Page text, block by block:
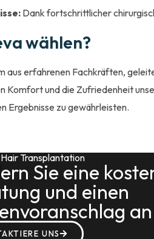
Dank fortschrittlicher
wählen?
aus erfahrenen Fachkräften,
Komfort und die Zufriedenheit
Ergebnisse zu gewährleisten.
Transplantation
Sie eine
und einen
an
UNS